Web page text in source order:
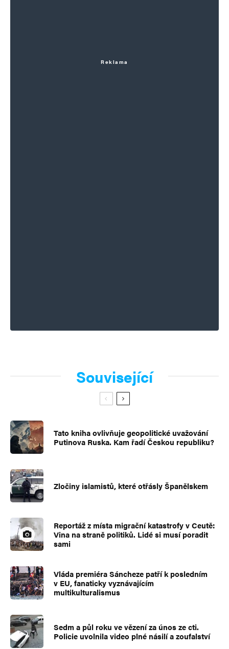
Reklama
Související
Tato kniha ovlivňuje geopolitické uvažování
Putinova Ruska. Kam řadí Českou republiku?
Zločiny islamistů, které otřásly Španělskem
Reportáž z místa migrační katastrofy v Ceutě:
Vina na straně politiků. Lidé si musí poradit
sami
Vláda premiéra Sáncheze patří k posledním
v EU, fanaticky vyznávajícím
multikulturalismus
Sedm a půl roku ve vězení za únos ze cti.
Policie uvolnila video plné násilí a zoufalství